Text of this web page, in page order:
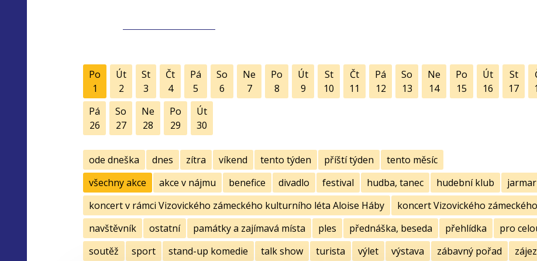
Po
1
Út
2
St
3
Čt
4
Pá
5
So
6
Ne
7
Po
8
Út
9
St
10
Čt
11
Pá
12
So
13
Ne
14
Po
15
Út
16
St
17
Pá
26
So
27
Ne
28
Po
29
Út
30
ode dneška dnes zítra víkend tento týden příští týden
tento měsíc
všechny akce
akce v nájmu benefice divadlo festival hudba, tanec hudební klub
koncert v rámci Vizovického zámeckého kulturního léta Aloise Háby
koncert Vizovického
navštěvník
ostatní památky a zajímavá místa ples přednáška, beseda přehlídka pro
soutěž
sport stand-up komedie talk show turista výlet výstava zábavný pořad